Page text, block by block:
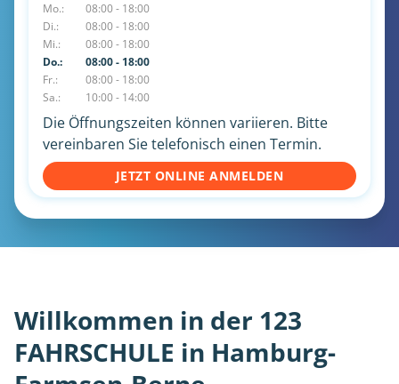
Mo.:
08:00 - 18:00
Di.:
08:00 - 18:00
Mi.:
08:00 - 18:00
Do.:
08:00 - 18:00
Fr.:
08:00 - 18:00
Sa.:
10:00 - 14:00
Die Öffnungszeiten können variieren. Bitte
vereinbaren Sie telefonisch einen Termin.
JETZT ONLINE ANMELDEN
Willkommen in der 123
FAHRSCHULE in Hamburg-